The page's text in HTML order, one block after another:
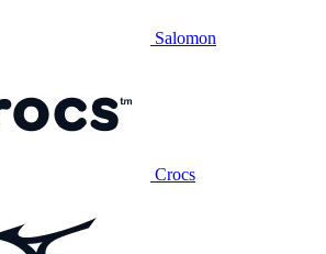
Salomon
Crocs